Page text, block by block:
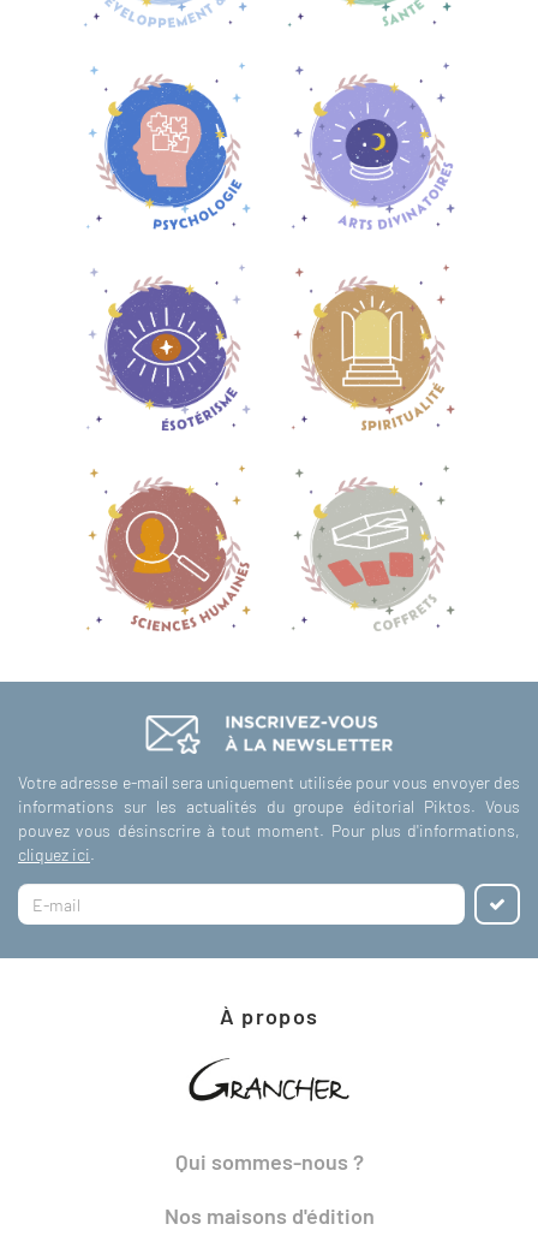
Votre adresse e-mail sera uniquement utilisée pour vous envoyer des
informations sur les actualités du groupe éditorial Piktos. Vous
pouvez vous désinscrire à tout moment. Pour plus d'informations,
cliquez ici.
À propos
Qui sommes-nous ?
Nos maisons d'édition